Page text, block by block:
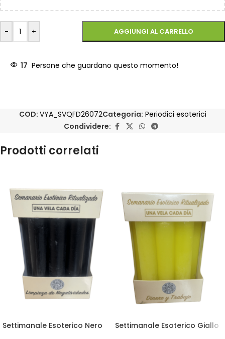
- + AGGIUNGI AL CARRELLO
17 Persone che guardano questo momento!
COD: VYA_SVQFD26072Categoria: Periodici esoterici
Condividere:
Prodotti correlati
Settimanale Esoterico Nero
Settimanale Esoterico Giallo